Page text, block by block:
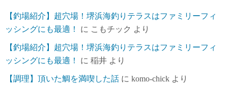
【釣場紹介】超穴場！堺浜海釣りテラスはファミリーフィ
ッシングにも最適！
に こもチック より
【釣場紹介】超穴場！堺浜海釣りテラスはファミリーフィ
ッシングにも最適！
に 稲井 より
【調理】頂いた鯛を満喫した話 に komo-chick より